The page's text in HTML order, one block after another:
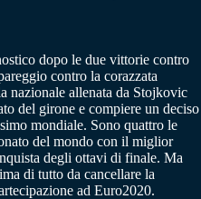
dopo le due vittorie contro
contro la corazzata
nazionale allenata da Stojkovic
del girone e compiere un deciso
mondiale. Sono quattro le
del mondo con il miglior
degli ottavi di finale. Ma
di tutto da cancellare la
ad Euro2020.